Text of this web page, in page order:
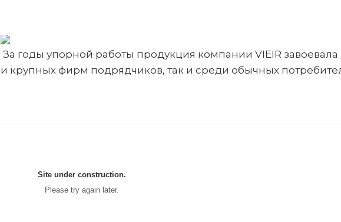
За годы упорной работы продукция компании VIEIR
и крупных фирм подрядчиков, так и среди обычных
Site under construction.
Please try again later.